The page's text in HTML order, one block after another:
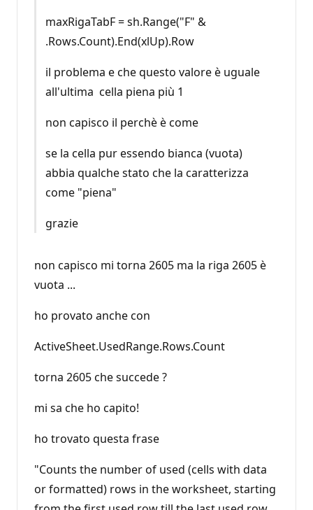
maxRigaTabF = sh.Range("F" &
.Rows.Count).End(xlUp).Row
il problema e che questo valore è uguale
all'ultima cella piena più 1
non capisco il perchè è come
se la cella pur essendo bianca (vuota)
abbia qualche stato che la caratterizza
come "piena"
grazie
non capisco mi torna 2605 ma la riga 2605 è
vuota ...
ho provato anche con
ActiveSheet.UsedRange.Rows.Count
torna 2605 che succede ?
mi sa che ho capito!
ho trovato questa frase
"Counts the number of used (cells with data
or formatted) rows in the worksheet, starting